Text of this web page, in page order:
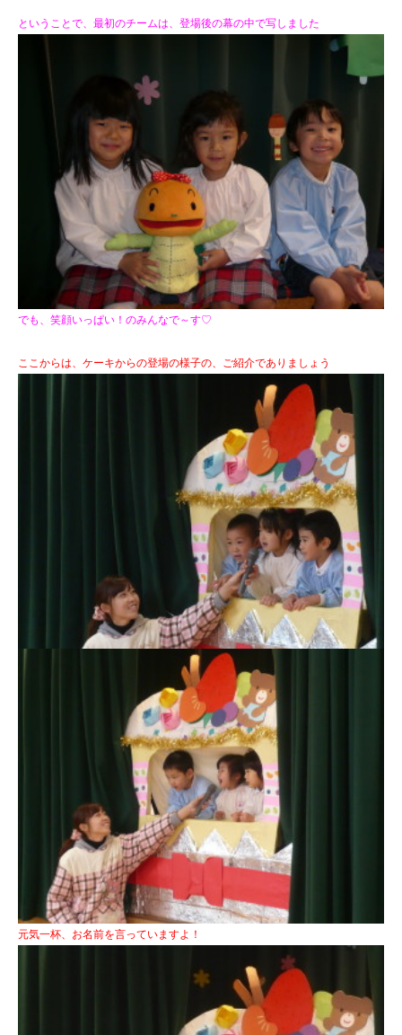
ということで、最初のチームは、登場後の幕の中で写しました
でも、笑顔いっぱい！のみんなで～す♡
ここからは、ケーキからの登場の様子の、ご紹介でありましょう
元気一杯、お名前を言っていますよ！